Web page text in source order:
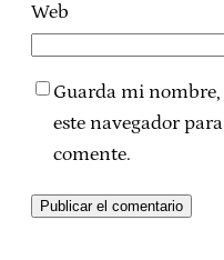
Web
Guarda mi
este navegador
comente.